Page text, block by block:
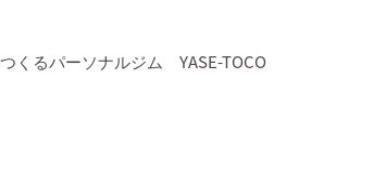
くるパーソナルジム YASE-TOCO